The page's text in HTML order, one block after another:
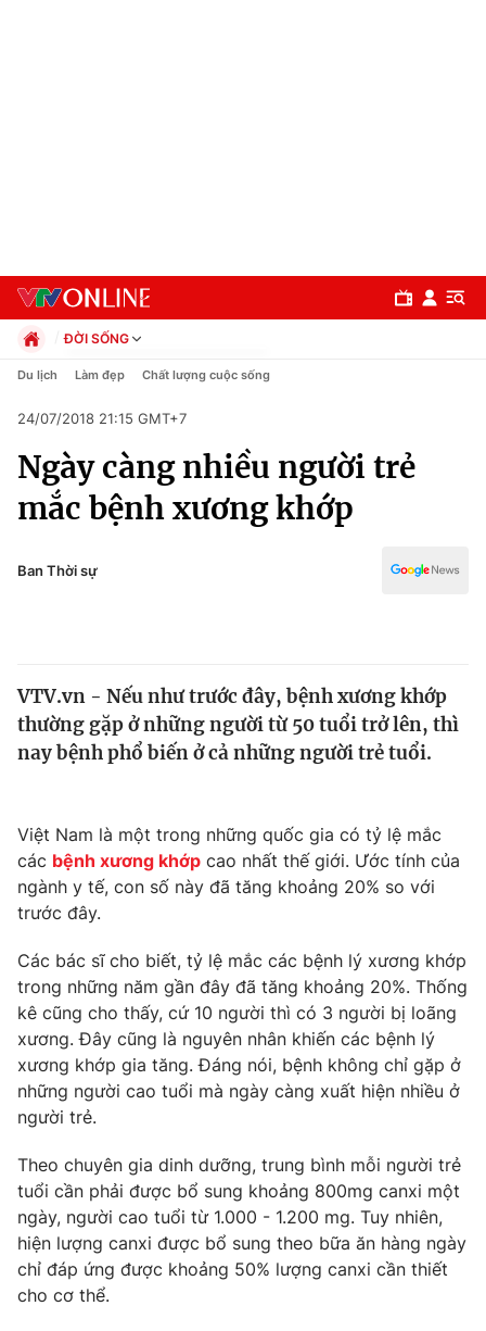
Chuyên mục
Chính trị
Thế giới
Thế giới đó đây
Câu chuyện quốc tế
Tài chính
Thị trường
Dữ liệu và đời sống
Phim VTV
Hậu trường
Nhân vật
Khán giả
Giải sao mai
Giải trí
Điện ảnh
Âm nhạc
Sao
Đời sống
Du lịch
Chất lượng cuộc sống
Giáo dục
Tuyển sinh
Học trực tuyến
Công nghệ
Hitech Công nghệ tương lai
Sản phẩm
Giao lưu trực tuyến
ĐỜI SỐNG
Chính trị
Pháp luật
Kinh tế
Thể thao
Truyền hình
Y tế
Du lịch Làm đẹp Chất lượng cuộc sống
24/07/2018 21:15 GMT+7
Ngày càng nhiều người trẻ
mắc bệnh xương khớp
Ban Thời sự
VTV.vn - Nếu như trước đây, bệnh xương khớp
thường gặp ở những người từ 50 tuổi trở lên, thì
nay bệnh phổ biến ở cả những người trẻ tuổi.
Việt Nam là một trong những quốc gia có tỷ lệ mắc
các bệnh xương khớp cao nhất thế giới. Ước tính của
ngành y tế, con số này đã tăng khoảng 20% so với
trước đây.
Các bác sĩ cho biết, tỷ lệ mắc các bệnh lý xương khớp
trong những năm gần đây đã tăng khoảng 20%. Thống
kê cũng cho thấy, cứ 10 người thì có 3 người bị loãng
xương. Đây cũng là nguyên nhân khiến các bệnh lý
xương khớp gia tăng. Đáng nói, bệnh không chỉ gặp ở
những người cao tuổi mà ngày càng xuất hiện nhiều ở
người trẻ.
Theo chuyên gia dinh dưỡng, trung bình mỗi người trẻ
tuổi cần phải được bổ sung khoảng 800mg canxi một
ngày, người cao tuổi từ 1.000 - 1.200 mg. Tuy nhiên,
hiện lượng canxi được bổ sung theo bữa ăn hàng ngày
chỉ đáp ứng được khoảng 50% lượng canxi cần thiết
cho cơ thể.